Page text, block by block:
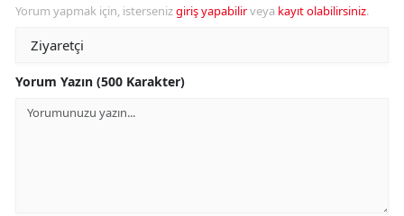
Yorum yapmak için, istersenizgiriş yapabilirveya kayıt olabilirsiniz.
Yorum Yazın (500 Karakter)